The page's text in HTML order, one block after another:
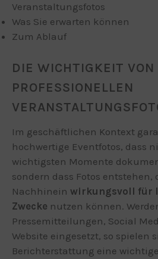
Veranstaltungsfotos
Was Sie erwarten können
Zum Ablauf
DIE WICHTIGKEIT VON
PROFESSIONELLEN
Im geschäftlichen Kontext
hochwertige Eventfotos, dass
wichtigsten Momente
sondern dass Fotos entstehen,
Nachhinein wirkungsvoll für
Zwecke nutzen können.
Pressemitteilungen, Social
Website eingesetzt, so spielen
Berichterstattung eine